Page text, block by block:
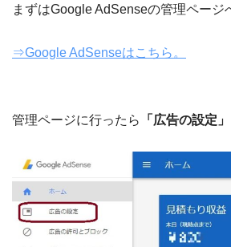
まずはGoogle AdSenseの管理ページ
⇒Google AdSenseはこちら。
管理ページに行ったら 「広告の設定